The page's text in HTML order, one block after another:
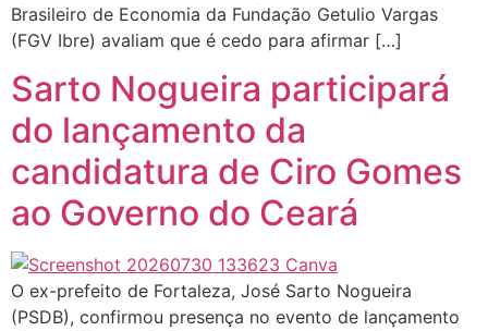
Brasileiro de Economia da Fundação Getulio Vargas
(FGV Ibre) avaliam que é cedo para afirmar […]
Sarto Nogueira participará
do lançamento da
candidatura de Ciro Gomes
ao Governo do Ceará
O ex-prefeito de Fortaleza, José Sarto Nogueira
(PSDB), confirmou presença no evento de lançamento